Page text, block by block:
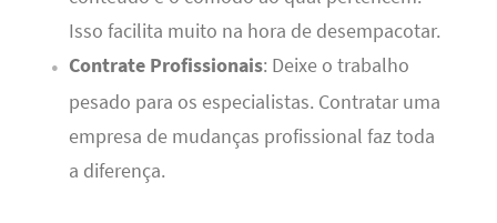
Isso facilita muito na hora de desempacotar.
Contrate Profissionais: Deixe o trabalho
pesado para os especialistas. Contratar uma
empresa de mudanças profissional faz toda
a diferença.